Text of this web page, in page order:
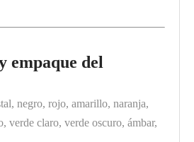
empaque del
negro, rojo, amarillo, naranja,
verde claro, verde oscuro, ámbar,